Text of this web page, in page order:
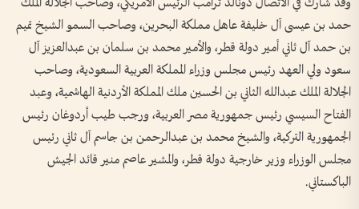
حمد بن عيسى آل خليفة عاهل مملكة البحرين، وصاحب السمو الشيخ تميم
بن حمد آل ثاني أمير دولة قطر، والأمير محمد بن سلمان بن عبدالعزيز آل
سعود ولي العهد رئيس مجلس وزراء المملكة العربية السعودية، وصاحب
الجلالة الملك عبدالله الثاني بن الحسين ملك المملكة الأردنية الهاشمية، وعبد
الفتاح السيسي رئيس جمهورية مصر العربية، ورجب طيب أردوغان رئيس
الجمهورية التركية، والشيخ محمد بن عبدالرحمن بن جاسم آل ثاني رئيس
مجلس الوزراء وزير خارجية دولة قطر، والمشير عاصم منير قائد الجيش
الباكستاني.